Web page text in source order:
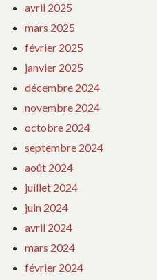
avril 2025
mars 2025
février 2025
janvier 2025
décembre 2024
novembre 2024
octobre 2024
septembre 2024
août 2024
juillet 2024
juin 2024
avril 2024
mars 2024
février 2024